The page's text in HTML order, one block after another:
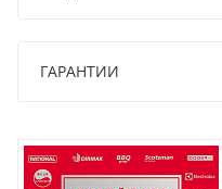
ГАРАНТИИ